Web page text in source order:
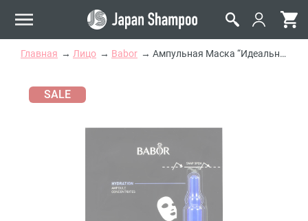
Главная Лицо Babor Ампульная Маска “Идеальное Сияние” Babor Perfect Glow Mask
SALE